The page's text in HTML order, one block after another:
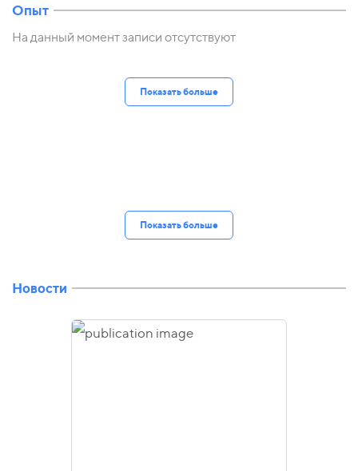
Опыт
На данный момент записи отсутствуют
Показать больше
Показать больше
Новости